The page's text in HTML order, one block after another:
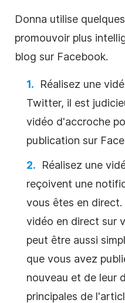
Donna utilise
promouvoir plus
blog sur Facebook.
Réalisez une
Twitter, il est
vidéo d'accroche
publication sur
Réalisez une
reçoivent une
vous êtes en
vidéo en direct sur
peut être aussi
que vous avez
nouveau et de leur
principales de